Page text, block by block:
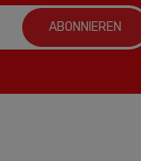
ABONNIEREN